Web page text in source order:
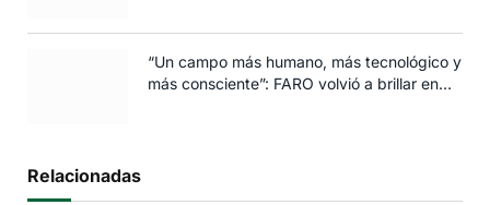
“Un campo más humano, más tecnológico y
más consciente”: FARO volvió a brillar en
Relacionadas